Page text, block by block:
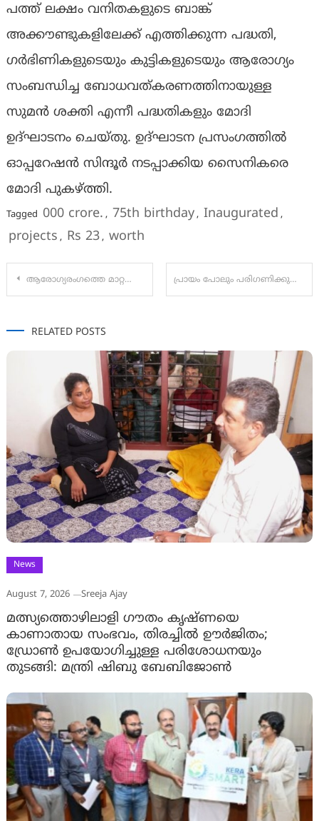
പത്ത് ലക്ഷം വനിതകളുടെ ബാങ്ക്
അക്കൗണ്ടുകളിലേക്ക് എത്തിക്കുന്ന പദ്ധതി,
ഗര്‍ഭിണികളുടെയും കുട്ടികളുടെയും ആരോഗ്യം
സംബന്ധിച്ച ബോധവത്കരണത്തിനായുള്ള
സുമൻ ശക്തി എന്നീ പദ്ധതികളും മോദി
ഉദ്ഘാടനം ചെയ്തു. ഉദ്ഘാടന പ്രസംഗത്തിൽ
ഓപ്പറേഷൻ സിന്ദൂർ നടപ്പാക്കിയ സൈനികരെ
മോദി പുകഴ്ത്തി.
Tagged 000 crore. , 75th birthday, Inaugurated ,
projects , Rs 23, worth
ആരോഗ്യരംഗത്തെ മാറ്റത്തിൽ ബേജാറായിട്ട് കാര്യമില്ല; അമീബിക് പരിശോധന എല്ലാ ജില്ലയിലും സാധ്യം’- ആരോഗ്യമന്ത്രി പ്രായം പോലും പരിഗണിക്കുന്നില്ല;ഡോ എം ലീലാവതിക്കെതിരെയുള്ള സൈബർ ആക്രമണങ്ങൾ അപലപനീയമെന്ന് വനിതാ കമ്മീഷൻ
RELATED POSTS
News
August 7, 2026 Sreeja Ajay
മത്സ്യത്തൊഴിലാളി ഗൗതം കൃഷ്ണയെ
കാണാതായ സംഭവം, തിരച്ചിൽ ഊർജിതം;
ഡ്രോണ്‍ ഉപയോഗിച്ചുള്ള പരിശോധനയും
തുടങ്ങി: മന്ത്രി ഷിബു ബേബിജോണ്‍